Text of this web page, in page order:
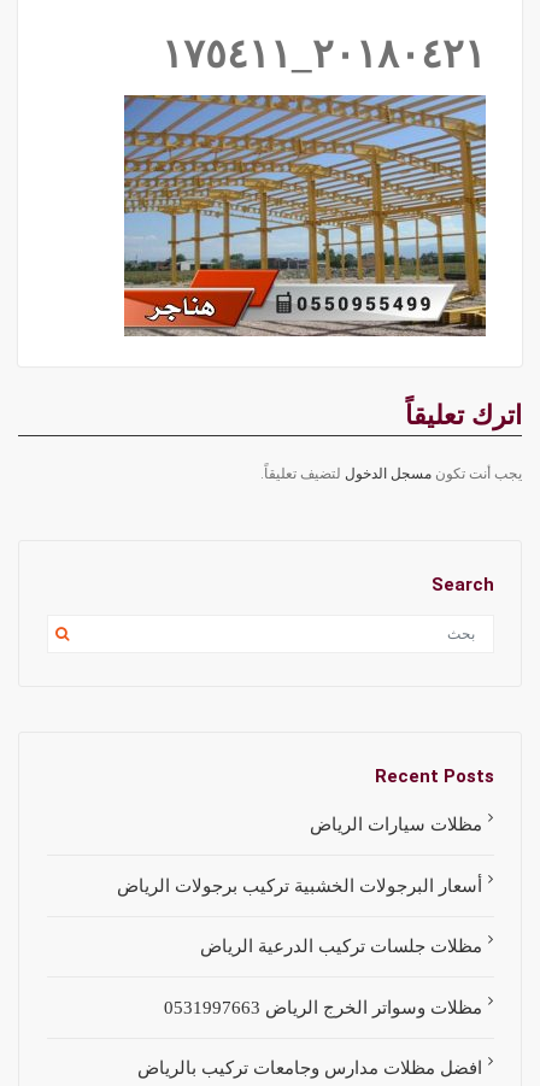
٢٠١٨٠٤٢١_١٧٥٤١١
اترك تعليقاً
يجب أنت تكون مسجل الدخول لتضيف تعليقاً.
Search
Recent Posts
مظلات سيارات الرياض
أسعار البرجولات الخشبية تركيب برجولات الرياض
مظلات جلسات تركيب الدرعية الرياض
مظلات وسواتر الخرج الرياض 0531997663
افضل مظلات مدارس وجامعات تركيب بالرياض